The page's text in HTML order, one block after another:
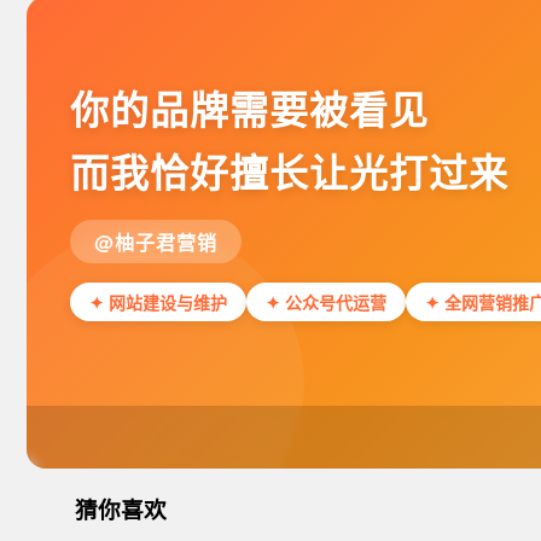
你的品牌需要被看见
而我恰好擅长让光打过来
@柚子君营销
✦ 网站建设与维护 ✦ 公众号代运营 ✦ 全网营销推
猜你喜欢